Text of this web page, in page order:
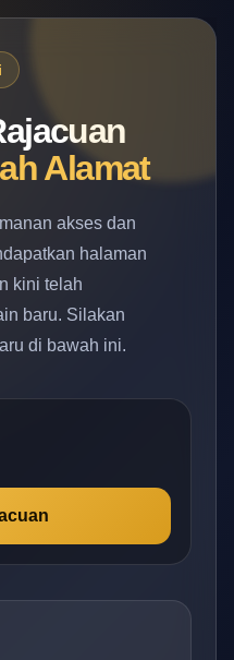
Alamat
akses dan
halaman
kini telah
baru. Silakan
di bawah ini.